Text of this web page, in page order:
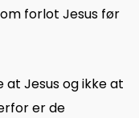
forlot Jesus før
Jesus og ikke at
er de